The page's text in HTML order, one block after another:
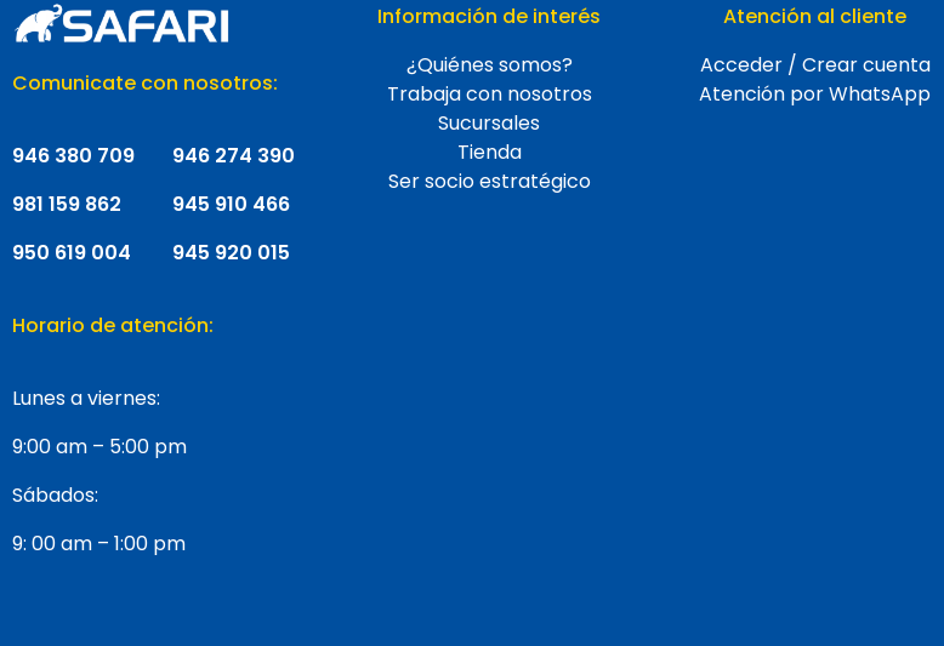
Comunicate con nosotros:
946 380 709
981 159 862
950 619 004
946 274 390
945 910 466
945 920 015
Horario de atención:
Lunes a viernes:
9:00 am – 5:00 pm
Sábados:
9: 00 am – 1:00 pm
Información de interés
¿Quiénes somos?
Trabaja con nosotros
Sucursales
Tienda
Ser socio estratégico
Atención al cliente
Acceder / Crear cuenta
Atención por WhatsApp